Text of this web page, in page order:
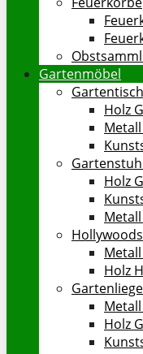
Gartenmöbel
Gartentisch
Holz
Holz
Holz
Gartenliege
Holz